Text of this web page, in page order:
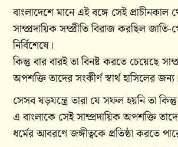
বাংলাদেশে মানে এই বঙ্গে সেই
সাম্প্রদায়িক সম্প্রীতি বিরাজ করছিল জাতি-
নির্বিশেষে।
কিন্তু বার বারই তা বিনষ্ট করতে চেয়েছে
অপশক্তি তাদের সংকীর্ণ স্বার্থ হাসিলের জন্য।
সেসব ষড়যন্ত্রে তারা যে সফল হয়নি তা
এ বাংলাকে সেই সাম্প্রদায়িক অপশক্তি
ধর্মের আবরণে জঙ্গীত্বকে প্রতিষ্ঠা করতে